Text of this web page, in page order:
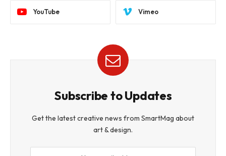
YouTube Vimeo
Subscribe to Updates
Get the latest creative news from SmartMag about
art & design.